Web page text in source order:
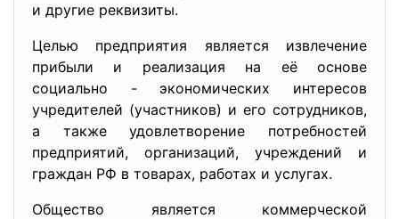
и другие реквизиты.
Целью предприятия является извлечение
прибыли и реализация на её основе
социально - экономических интересов
учредителей (участников) и его сотрудников,
а также удовлетворение потребностей
предприятий, организаций, учреждений и
граждан РФ в товарах, работах и услугах.
Общество является коммерческой